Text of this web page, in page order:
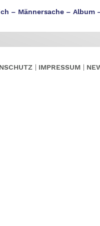
– Männersache – Album
IMPRESSUM